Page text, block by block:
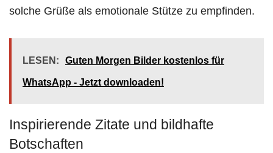
solche Grüße als emotionale Stütze zu empfinden.
LESEN: Guten Morgen Bilder kostenlos für
WhatsApp - Jetzt downloaden!
Inspirierende Zitate und bildhafte
Botschaften